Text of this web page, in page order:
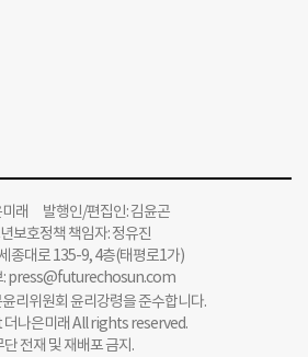
미래 발행인/편집인: 김윤곤
보호정책 책임자: 정유진
종대로 135-9, 4층(태평로1가)
press@futurechosun.com
리위원회 윤리강령을 준수합니다.
나은미래 All rights reserved.
단 전재 및 재배포 금지.